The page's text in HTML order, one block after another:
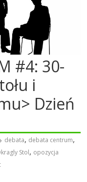
#4: 30-
i
Dzień
debata, debata centrum,
Stol, opozycja